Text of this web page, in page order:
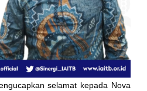
selamat kepada Nova